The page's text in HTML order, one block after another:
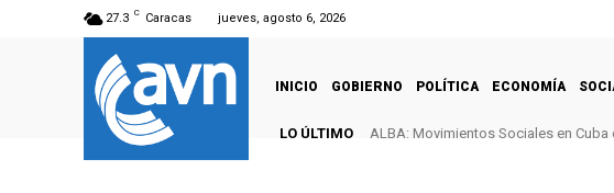
27.3 C Caracas jueves, agosto 6, 2026
INICIO GOBIERNO POLÍTICA ECONOMÍA
LO ÚLTIMO ALBA: Movimientos Sociales en